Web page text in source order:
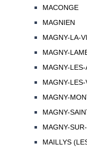
MACONGE
MAGNIEN
MAGNY-LA-
MAGNY-
MAGNY-
MAGNY-
MAGNY-
MAGNY-
MAGNY-
MAILLYS